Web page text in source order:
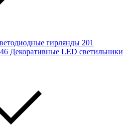
гирлянды 201
46 Декоративные LED светильники